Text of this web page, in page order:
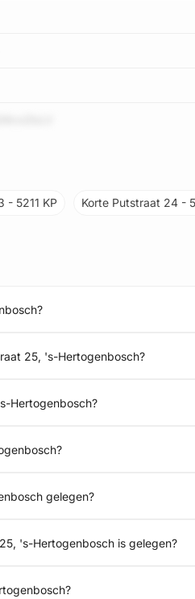
- 5211 KP Korte Putstraat 24 -
25, 's-Hertogenbosch?
Hertogenbosch?
gelegen?
's-Hertogenbosch is gelegen?